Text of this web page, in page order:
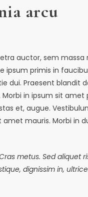
arcu
auctor, sem
ipsum primis in
dui. Praesent blandit
in ipsum sit amet
et, augue.
mauris. Morbi in
metus. Sed aliquet
dignissim in,